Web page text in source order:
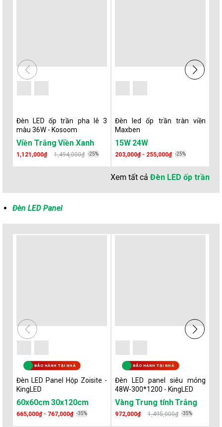
Đèn LED ốp trần pha lê 3
màu 36W - Kosoom
Viền Trắng Viền Xanh
1,121,000₫ 1,494,000₫ -25%
Đèn led ốp trần tràn viền
Maxben
15W 24W
203,000₫ - 255,000₫ -25%
Xem tất cả Đèn LED ốp trần
Đèn LED Panel
BẢO HÀNH TẠI NHÀ
Đèn LED Panel Hộp Zoisite -
KingLED
60x60cm 30x120cm
665,000₫ - 767,000₫ -35%
BẢO HÀNH TẠI NHÀ
Đèn LED panel siêu mỏng
48W-300*1200 - KingLED
Vàng Trung tínhTrắng
972,000₫ 1,495,000₫ -35%